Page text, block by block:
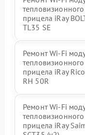
тепловизионного
прицела iRay
TL35 SE
Ремонт Wi-Fi
тепловизионного
прицела iRay Rico
RH 50R
Ремонт Wi-Fi
тепловизионного
прицела iRay